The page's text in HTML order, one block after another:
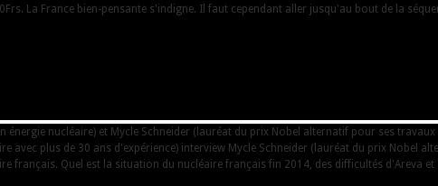
La France bien-pensante s'indigne. Il faut cependant aller jusqu'au bout de la
énergie nucléaire) et Mycle Schneider (lauréat du prix Nobel alternatif pour ses
avec plus de 30 ans d'expérience) interview Mycle Schneider (lauréat du prix Nobel
français. Quel est la situation du nucléaire français fin 2014, des difficultés d'Areva et